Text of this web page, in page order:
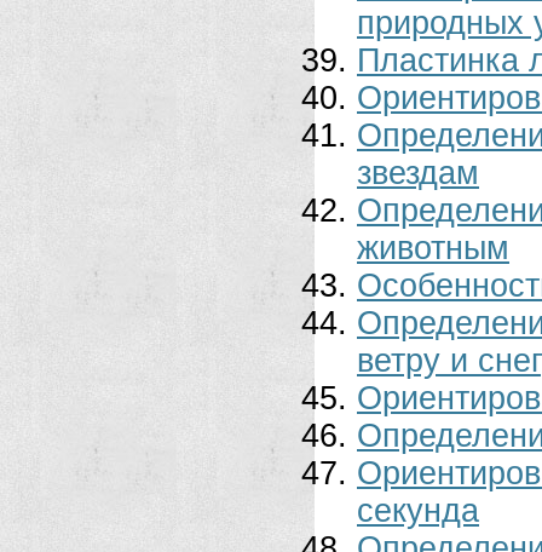
природных
Пластинка
звездам
животным
ветру и
секунда